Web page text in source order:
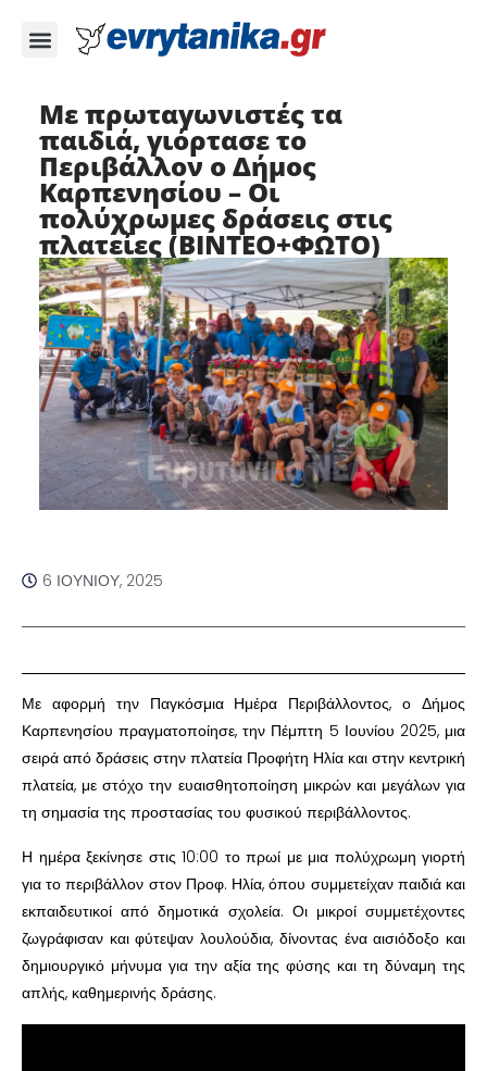
Με πρωταγωνιστές τα
παιδιά, γιόρτασε το
Περιβάλλον ο Δήμος
Καρπενησίου – Οι
πολύχρωμες δράσεις στις
πλατείες (ΒΙΝΤΕΟ+ΦΩΤΟ)
6 ΙΟΥΝΊΟΥ, 2025
Με αφορμή την Παγκόσμια Ημέρα Περιβάλλοντος, ο Δήμος
Καρπενησίου πραγματοποίησε, την Πέμπτη 5 Ιουνίου 2025, μια
σειρά από δράσεις στην πλατεία Προφήτη Ηλία και στην κεντρική
πλατεία, με στόχο την ευαισθητοποίηση μικρών και μεγάλων για
τη σημασία της προστασίας του φυσικού περιβάλλοντος.
Η ημέρα ξεκίνησε στις 10:00 το πρωί με μια πολύχρωμη γιορτή
για το περιβάλλον στον Προφ. Ηλία, όπου συμμετείχαν παιδιά και
εκπαιδευτικοί από δημοτικά σχολεία. Οι μικροί συμμετέχοντες
ζωγράφισαν και φύτεψαν λουλούδια, δίνοντας ένα αισιόδοξο και
δημιουργικό μήνυμα για την αξία της φύσης και τη δύναμη της
απλής, καθημερινής δράσης.